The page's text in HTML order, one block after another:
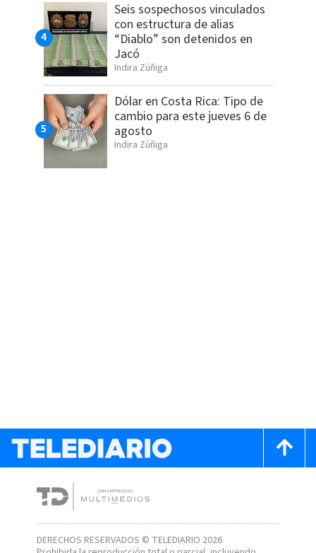
Seis sospechosos vinculados
con estructura de alias
“Diablo” son detenidos en
Jacó
Indira Zúñiga
Dólar en Costa Rica: Tipo de
cambio para este jueves 6 de
agosto
Indira Zúñiga
DERECHOS RESERVADOS © TELEDIARIO 2026